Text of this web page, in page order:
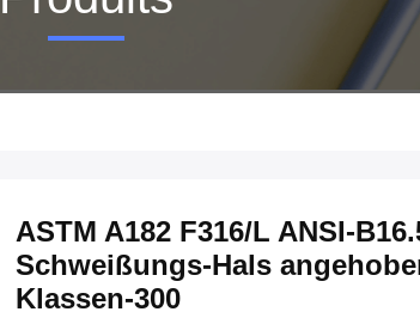
ASTM A182 F316/L ANSI-
Schweißungs-Hals
Klassen-300